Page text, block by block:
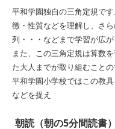
平和学園独自の三角定規で
徴・性質などを理解し、さ
列・・・などまで学習が広
また、この三角定規は算数
た大人までが取り組むこと
平和学園小学校ではこの教
などを捉え
朝読（朝の5分間読書）